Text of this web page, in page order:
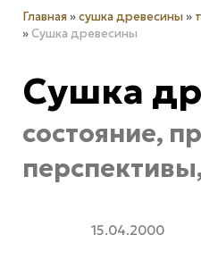
Главная »сушка древесины »
»Сушка древесины
Сушка
состояние,
15.04.2000